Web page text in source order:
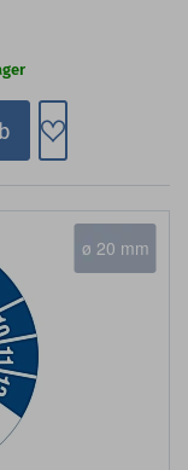
Zum
ø 20 mm